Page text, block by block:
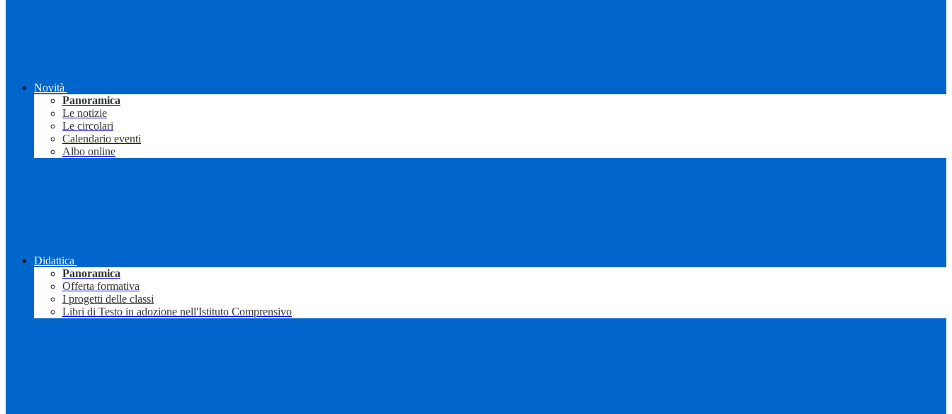
Novità
Panoramica
Le notizie
Le circolari
Calendario eventi
Albo online
Didattica
Panoramica
Offerta formativa
I progetti delle classi
Libri di Testo in adozione nell'Istituto Comprensivo